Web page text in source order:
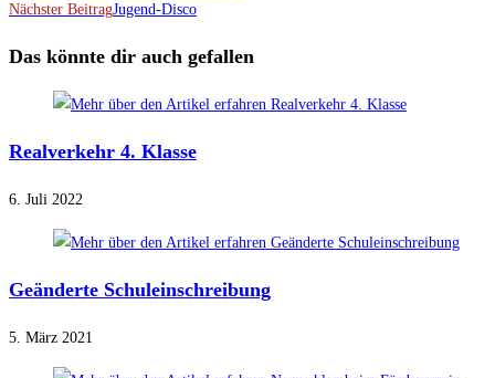
Nächster BeitragJugend-Disco
Das könnte dir auch gefallen
Realverkehr 4. Klasse
6. Juli 2022
Geänderte Schuleinschreibung
5. März 2021